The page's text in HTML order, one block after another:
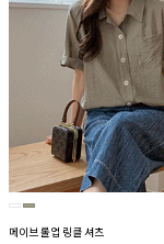
메이브 롤업 링클 셔츠